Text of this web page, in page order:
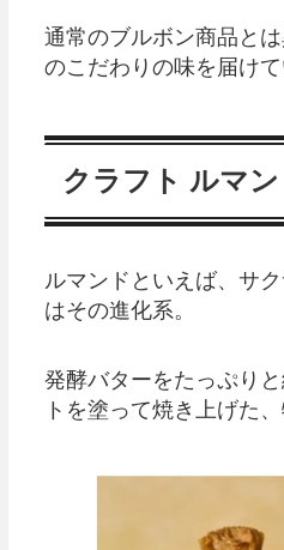
通常のブルボン商品と
のこだわりの味を届けて
クラフト ルマ
ルマンドといえば、サ
はその進化系。
発酵バターをたっぷり
トを塗って焼き上げた